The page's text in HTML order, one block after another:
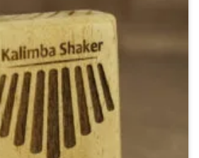
انواع
می
باشد.
گزینه
ها
ممکن
است
در
صفحه